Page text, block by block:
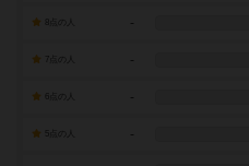
-
7点の人 -
-
-